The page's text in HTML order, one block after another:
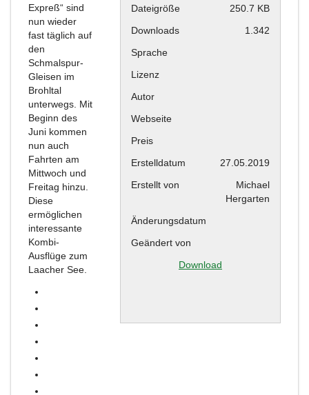
Expreß“ sind
nun wieder
fast täglich auf
den
Schmalspur-
Gleisen im
Brohltal
unterwegs. Mit
Beginn des
Juni kommen
nun auch
Fahrten am
Mittwoch und
Freitag hinzu.
Diese
ermöglichen
interessante
Kombi-
Ausflüge zum
Laacher See.
Dateigröße
250.7 KB
Downloads
1.342
Sprache
Lizenz
Autor
Webseite
Preis
Erstelldatum
27.05.2019
Erstellt von
Michael
Hergarten
Änderungsdatum
Geändert von
Download